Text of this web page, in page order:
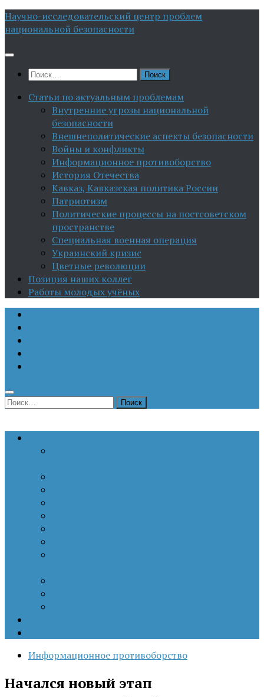
Перейти
к
Научно-исследовательский центр проблем
национальной безопасности
Найти:
Статьи по актуальным проблемам
Внутренние угрозы национальной
безопасности
Внешнеполитические аспекты безопасности
Войны и конфликты
Информационное противоборство
История Отечества
Кавказ, Кавказская политика России
Патриотизм
Политические процессы на постсоветском
пространстве
Специальная военная операция
Украинский кризис
Цветные революции
Позиция наших коллег
Работы молодых учёных
Найти:
Информационное противоборство
Начался новый этап